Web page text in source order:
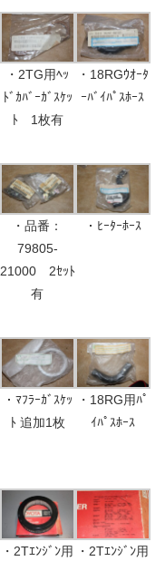
・2TG用ﾍｯ
ﾄﾞｶﾊﾞｰｶﾞｽｹｯ
ﾄ 1枚有
・18RGｳｵｰﾀ
ｰﾊﾞｲﾊﾟｽﾎｰｽ
・品番：
79805-
21000 2ｾｯﾄ
有
・ﾋｰﾀｰﾎｰｽ
・ﾏﾌﾗｰｶﾞｽｹｯ
ﾄ 追加1枚
・18RG用ﾊﾟ
ｲﾊﾟｽﾎｰｽ
・2Tｴﾝｼﾞﾝ用 ・2Tｴﾝｼﾞﾝ用